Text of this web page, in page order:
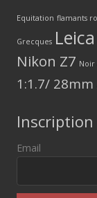
Equitation flamants
Grecques
Nikon Z7 Noir
1:1.7/ 28mm
Email